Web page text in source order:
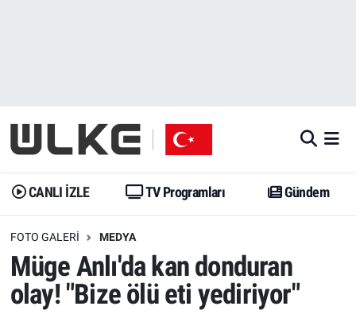
CANLI İZLE TV Programları Gündem
FOTO GALERI MEDYA
Müge Anlı'da kan donduran
olay! "Bize ölü eti yediriyor"
Gündem
Dünya
Erişim Bilgileri
Ekonomi
Gündem
Trend
Erişim Bilgileri
Spor
İstanbul Namaz Vakitleri
Trafik Durumu
Erişim Bilgileri
Tüm Manşetler